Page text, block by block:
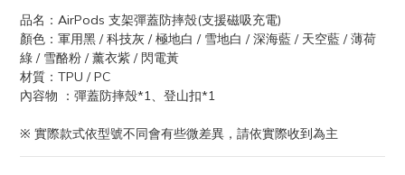
品名：AirPods 支架彈蓋防摔殼(支援磁吸充電)
顏色：軍用黑 / 科技灰 / 極地白 / 雪地白 / 深海藍 / 天空藍 / 薄荷
綠 / 雪酪粉 / 薰衣紫 / 閃電黃
材質：TPU / PC
內容物 ：彈蓋防摔殼*1、登山扣*1
※ 實際款式依型號不同會有些微差異，請依實際收到為主